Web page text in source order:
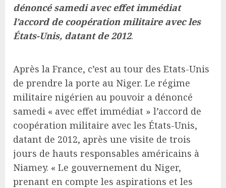
dénoncé samedi avec effet immédiat
l’accord de coopération militaire avec les
États-Unis, datant de 2012.
Après la France, c’est au tour des Etats-Unis
de prendre la porte au Niger. Le régime
militaire nigérien au pouvoir a dénoncé
samedi « avec effet immédiat » l’accord de
coopération militaire avec les États-Unis,
datant de 2012, après une visite de trois
jours de hauts responsables américains à
Niamey. « Le gouvernement du Niger,
prenant en compte les aspirations et les